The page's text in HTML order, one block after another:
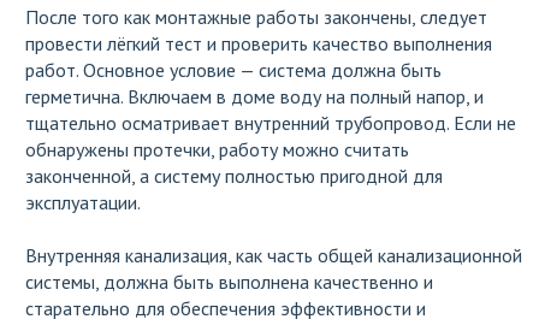
После того как монтажные работы закончены, следует
провести лёгкий тест и проверить качество выполнения
работ. Основное условие — система должна быть
герметична. Включаем в доме воду на полный напор, и
тщательно осматривает внутренний трубопровод. Если не
обнаружены протечки, работу можно считать
законченной, а систему полностью пригодной для
эксплуатации.
Внутренняя канализация, как часть общей канализационной
системы, должна быть выполнена качественно и
старательно для обеспечения эффективности и